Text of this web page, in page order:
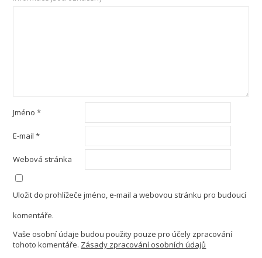
Jméno*
E-mail*
Webová stránka
Uložit do prohlížeče jméno, e-mail a webovou stránku pro budoucí
komentáře.
Vaše osobní údaje budou použity pouze pro účely zpracování
tohoto komentáře. Zásady zpracování osobních údajů